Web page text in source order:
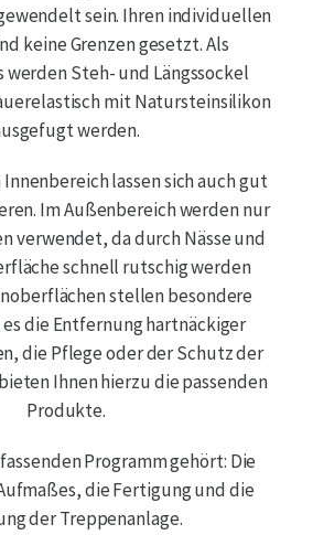
sein. Ihren individuellen
keine Grenzen gesetzt. Als
werden Steh- und Längssockel
mit Natursteinsilikon
werden.
lassen sich auch gut
Im Außenbereich werden nur
verwendet, da durch Nässe und
schnell rutschig werden
stellen besondere
es die Entfernung hartnäckiger
die Pflege oder der Schutz der
Ihnen hierzu die passenden
Produkte.
Programm gehört: Die
die Fertigung und die
der Treppenanlage.